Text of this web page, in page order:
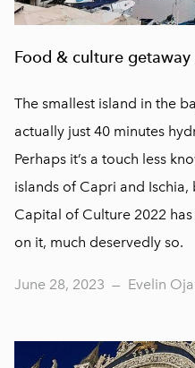
Food & culture getaway
The smallest island in the
actually just 40 minutes
Perhaps it’s a touch less
islands of Capri and Ischia,
Capital of Culture 2022
on it, much deservedly so.
June 28, 2023 — Evelin